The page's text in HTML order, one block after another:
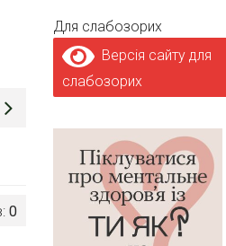
0
Для слабозорих
Версія сайту для
слабозорих